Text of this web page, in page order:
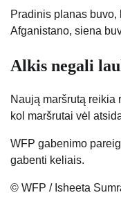
Pradinis planas
Afganistano, siena
Alkis negali
Naują maršrutą reikia
kol maršrutai vėl
WFP gabenimo
gabenti keliais.
© WFP / Isheeta